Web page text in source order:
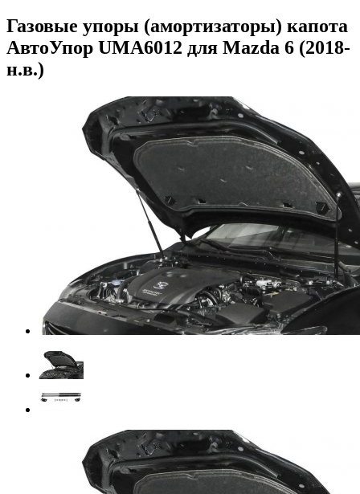
Газовые упоры (амортизаторы) капота
АвтоУпор UMA6012 для Mazda 6 (2018-
н.в.)